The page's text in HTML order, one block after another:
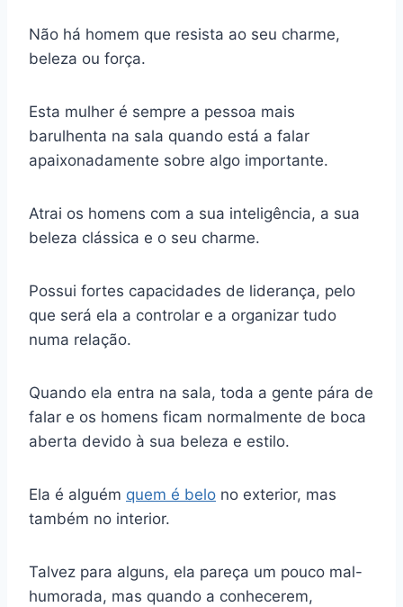
Não há homem que resista ao seu charme,
beleza ou força.
Esta mulher é sempre a pessoa mais
barulhenta na sala quando está a falar
apaixonadamente sobre algo importante.
Atrai os homens com a sua inteligência, a sua
beleza clássica e o seu charme.
Possui fortes capacidades de liderança, pelo
que será ela a controlar e a organizar tudo
numa relação.
Quando ela entra na sala, toda a gente pára de
falar e os homens ficam normalmente de boca
aberta devido à sua beleza e estilo.
Ela é alguém quem é belo no exterior, mas
também no interior.
Talvez para alguns, ela pareça um pouco mal-
humorada, mas quando a conhecerem,